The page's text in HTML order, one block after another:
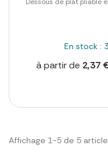
En stock :
à partir de 2,37
Affichage 1-5 de 5